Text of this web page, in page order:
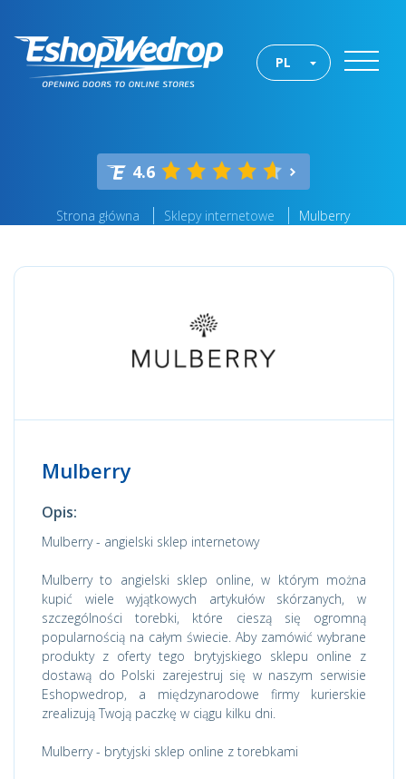
PL
4.6
Strona główna Sklepy internetowe Mulberry
Mulberry
Opis:
Mulberry - angielski sklep internetowy
Mulberry to angielski sklep online, w którym można
kupić wiele wyjątkowych artykułów skórzanych, w
szczególności torebki, które cieszą się ogromną
popularnością na całym świecie. Aby zamówić wybrane
produkty z oferty tego brytyjskiego sklepu online z
dostawą do Polski zarejestruj się w naszym serwisie
Eshopwedrop, a międzynarodowe firmy kurierskie
zrealizują Twoją paczkę w ciągu kilku dni.
Mulberry - brytyjski sklep online z torebkami